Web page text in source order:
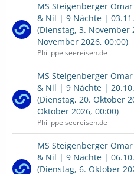
MS Steigenberger
& Nil | 9 Nächte |
(Dienstag, 3. November
November 2026, 00:00)
Philippe seereisen.de
MS Steigenberger
& Nil | 9 Nächte |
(Dienstag, 20. Oktober
Oktober 2026, 00:00)
Philippe seereisen.de
MS Steigenberger
& Nil | 9 Nächte |
(Dienstag, 6. Oktober